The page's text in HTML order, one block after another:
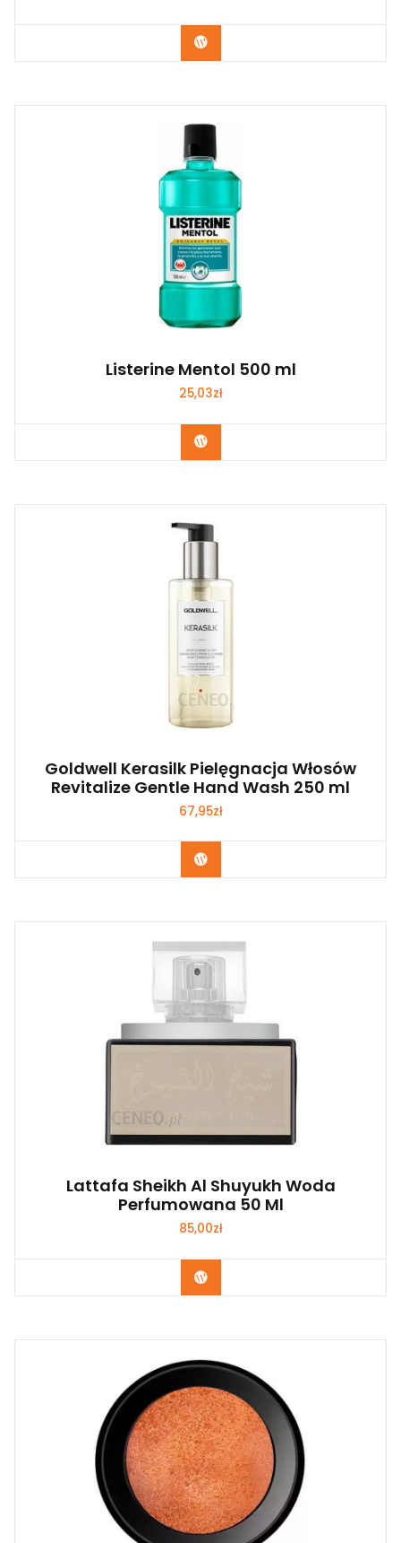
Zobacz
Listerine Mentol 500 ml
25,03zł
Zobacz
Goldwell Kerasilk Pielęgnacja Włosów
Revitalize Gentle Hand Wash 250 ml
67,95zł
Zobacz
Lattafa Sheikh Al Shuyukh Woda
Perfumowana 50 Ml
85,00zł
Zobacz